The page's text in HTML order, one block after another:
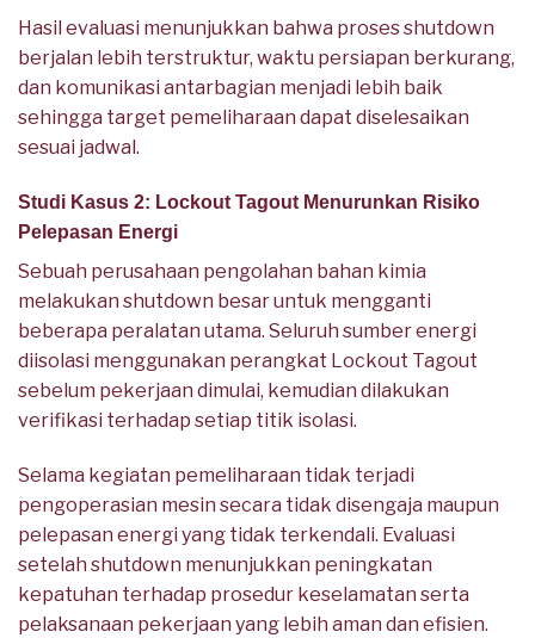
Hasil evaluasi menunjukkan bahwa proses shutdown
berjalan lebih terstruktur, waktu persiapan berkurang,
dan komunikasi antarbagian menjadi lebih baik
sehingga target pemeliharaan dapat diselesaikan
sesuai jadwal.
Studi Kasus 2: Lockout Tagout Menurunkan Risiko
Pelepasan Energi
Sebuah perusahaan pengolahan bahan kimia
melakukan shutdown besar untuk mengganti
beberapa peralatan utama. Seluruh sumber energi
diisolasi menggunakan perangkat Lockout Tagout
sebelum pekerjaan dimulai, kemudian dilakukan
verifikasi terhadap setiap titik isolasi.
Selama kegiatan pemeliharaan tidak terjadi
pengoperasian mesin secara tidak disengaja maupun
pelepasan energi yang tidak terkendali. Evaluasi
setelah shutdown menunjukkan peningkatan
kepatuhan terhadap prosedur keselamatan serta
pelaksanaan pekerjaan yang lebih aman dan efisien.